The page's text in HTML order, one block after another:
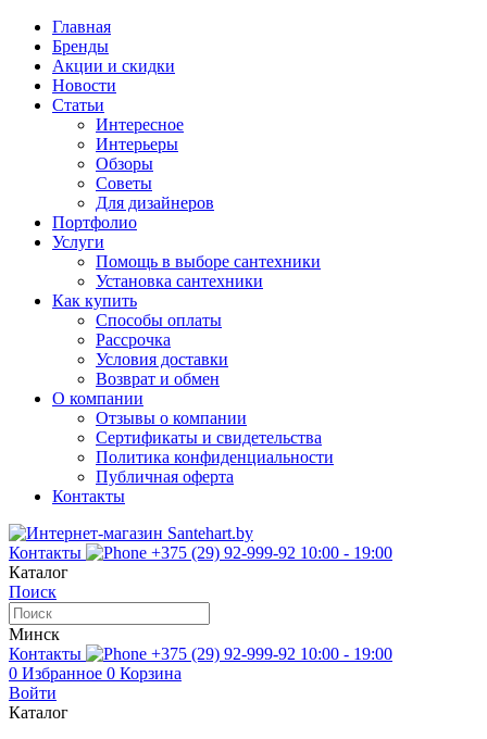
Главная
Бренды
Акции и скидки
Новости
Статьи
Интересное
Интерьеры
Обзоры
Советы
Для дизайнеров
Портфолио
Услуги
Помощь в выборе сантехники
Установка сантехники
Как купить
Способы оплаты
Рассрочка
Условия доставки
Возврат и обмен
О компании
Отзывы о компании
Сертификаты и свидетельства
Политика конфиденциальности
Публичная оферта
Контакты
Контакты +375 (29) 92-999-92 10:00 - 19:00
Каталог
Поиск
Минск
Контакты
+375 (29) 92-999-92 10:00 - 19:00
0 Избранное 0 Корзина
Войти
Каталог